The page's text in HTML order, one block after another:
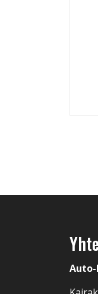
Auto-